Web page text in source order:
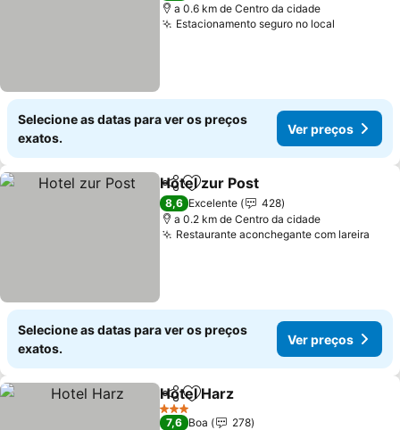
a 0.6 km de Centro da cidade
Estacionamento seguro no local
Selecione as datas para ver os preços
exatos.
Ver preços
PartilharAdicionar aos favoritos
Hotel zur Post
8,6 Excelente
428
a 0.2 km de Centro da cidade
Restaurante aconchegante com lareira
Selecione as datas para ver os preços
exatos.
Ver preços
PartilharAdicionar aos favoritos
Hotel Harz
3 Estrelas
7,6 Boa
278